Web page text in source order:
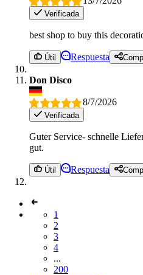
Verificada
best shop to buy this
Útil Respuesta
Don Disco
8/7/2026
Verificada
Guter Service- schnelle
gut.
Útil Respuesta
1
2
3
4
...
200